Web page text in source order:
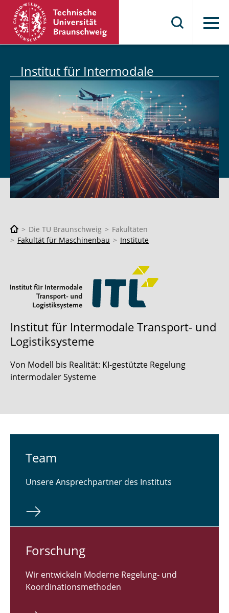
Menü
Institut für Intermodale
Transport- und Logistiksysteme
Die TU Braunschweig
Fakultäten
Fakultät für Maschinenbau
Institute
Institut für Intermodale Transport- und
Logistiksysteme
Von Modell bis Realität: KI-gestützte Regelung
intermodaler Systeme
Team
Unsere Ansprechpartner des Instituts
For­schung
Wir entwickeln Moderne Regelung- und
Koordinationsmethoden